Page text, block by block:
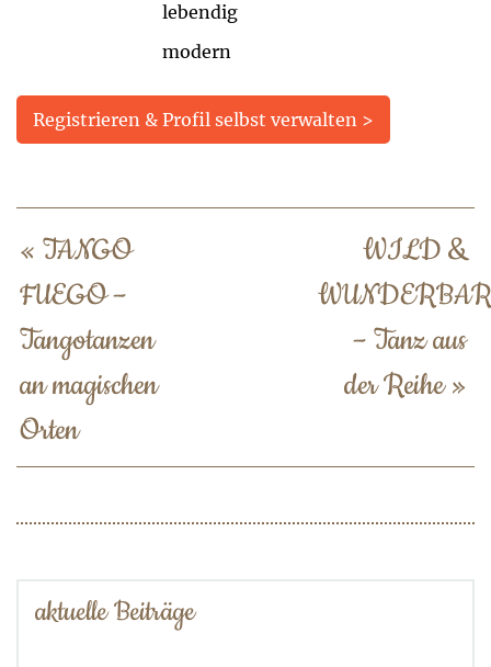
lebendig
modern
Registrieren & Profil selbst verwalten >
« TANGO
FUEGO –
Tangotanzen
an magischen
Orten
WILD &
WUNDERBAR
– Tanz aus
der Reihe»
aktuelle Beiträge